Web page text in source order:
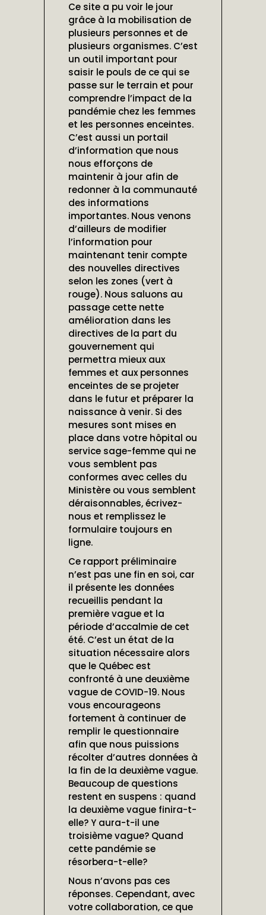
Ce site a pu voir le jour
grâce à la mobilisation de
plusieurs personnes et de
plusieurs organismes. C’est
un outil important pour
saisir le pouls de ce qui se
passe sur le terrain et pour
comprendre l’impact de la
pandémie chez les femmes
et les personnes enceintes.
C’est aussi un portail
d’information que nous
nous efforçons de
maintenir à jour afin de
redonner à la communauté
des informations
importantes. Nous venons
d’ailleurs de modifier
l’information pour
maintenant tenir compte
des nouvelles directives
selon les zones (vert à
rouge). Nous saluons au
passage cette nette
amélioration dans les
directives de la part du
gouvernement qui
permettra mieux aux
femmes et aux personnes
enceintes de se projeter
dans le futur et préparer la
naissance à venir. Si des
mesures sont mises en
place dans votre hôpital ou
service sage-femme qui ne
vous semblent pas
conformes avec celles du
Ministère ou vous semblent
déraisonnables, écrivez-
nous et remplissez le
formulaire toujours en
ligne.
Ce rapport préliminaire
n’est pas une fin en soi, car
il présente les données
recueillis pendant la
première vague et la
période d’accalmie de cet
été. C’est un état de la
situation nécessaire alors
que le Québec est
confronté à une deuxième
vague de COVID-19. Nous
vous encourageons
fortement à continuer de
remplir le questionnaire
afin que nous puissions
récolter d’autres données à
la fin de la deuxième vague.
Beaucoup de questions
restent en suspens : quand
la deuxième vague finira-t-
elle? Y aura-t-il une
troisième vague? Quand
cette pandémie se
résorbera-t-elle?
Nous n’avons pas ces
réponses. Cependant, avec
votre collaboration, ce que